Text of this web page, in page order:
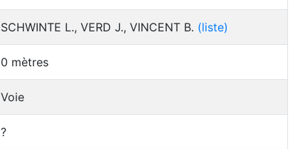
SCHWINTE L., VERD J., VINCENT B. (liste)
0 mètres
Voie
?